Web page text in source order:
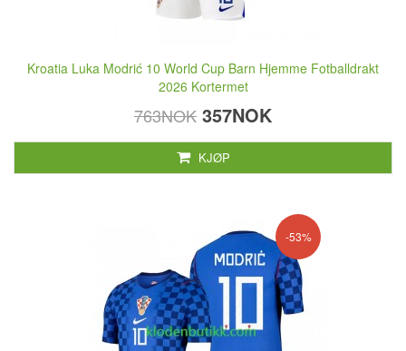
Kroatia Luka Modrić 10 World Cup Barn Hjemme Fotballdrakt
2026 Kortermet
763NOK 357NOK
KJØP
-53%